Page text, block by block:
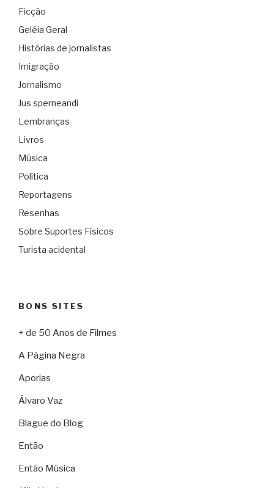
Ficção
Geléia Geral
Histórias de jornalistas
Imigração
Jornalismo
Jus sperneandi
Lembranças
Livros
Música
Política
Reportagens
Resenhas
Sobre Suportes Físicos
Turista acidental
BONS SITES
+ de 50 Anos de Filmes
A Página Negra
Aporias
Álvaro Vaz
Blague do Blog
Então
Então Música